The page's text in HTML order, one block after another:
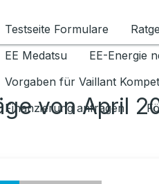
Testseite Formulare
EE Medatsu
EE-Energie
Vorgaben für Vaillant
Finanzierung anfragen
von April